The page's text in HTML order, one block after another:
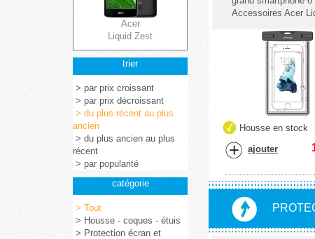
Acer
Liquid Zest
trier
> par prix croissant
> par prix décroissant
> du plus récent au plus
ancien
> du plus ancien au plus
récent
> par popularité
catégorie
> Tout
> Housse - coques - étuis
> Protection écran et
Accessoires Acer
Housse en stock
ajouter